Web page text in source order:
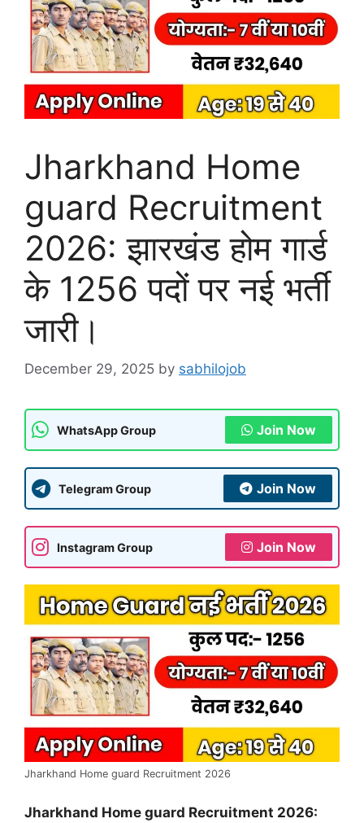
Jharkhand Home
guard Recruitment
2026: झारखंड होम गार्ड
के 1256 पदों पर नई भर्ती
जारी।
December 29, 2025 by sabhilojob
WhatsApp Group Join Now
Telegram Group Join Now
Instagram Group Join Now
Jharkhand Home guard Recruitment 2026
Jharkhand Home guard Recruitment 2026: